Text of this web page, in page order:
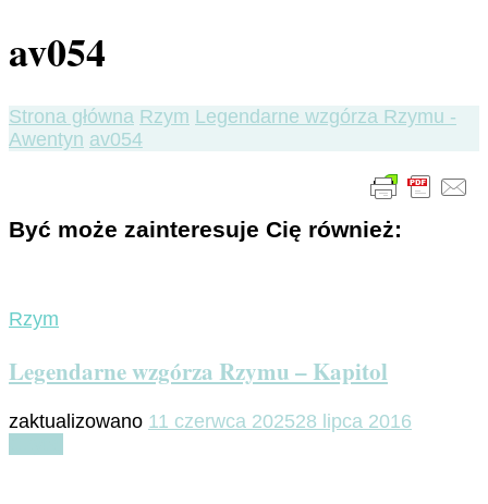
av054
Strona główna Rzym Legendarne wzgórza Rzymu -
Awentyn av054
Być może zainteresuje Cię również:
Rzym
Legendarne wzgórza Rzymu – Kapitol
zaktualizowano 11 czerwca 202528 lipca 2016